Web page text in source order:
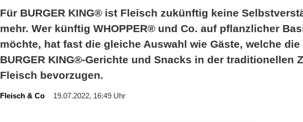
Für BURGER KING® ist Fleisch zukünftig keine
mehr. Wer künftig WHOPPER® und Co. auf pflanzlicher
möchte, hat fast die gleiche Auswahl wie Gäste, welche
BURGER KING®-Gerichte und Snacks in der traditionellen
Fleisch bevorzugen.
Fleisch & Co 19.07.2022, 16:49 Uhr